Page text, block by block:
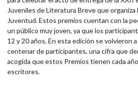
Juveniles de Literatura Breve que organiza
Juventud. Estos premios cuentan con la
un público muy joven, ya que los
12 y 20 años. En esta edición se volvieron
centenar de participantes, una cifra que
acogida que estos Premios tienen cada
escritores.